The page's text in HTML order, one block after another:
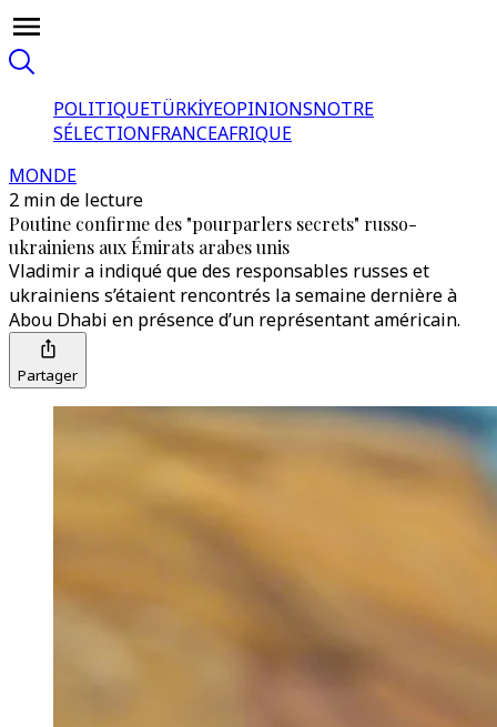
POLITIQUETÜRKİYEOPINIONSNOTRE
SÉLECTIONFRANCEAFRIQUE
MONDE
2 min de lecture
Poutine confirme des "pourparlers secrets" russo-
ukrainiens aux Émirats arabes unis
Vladimir a indiqué que des responsables russes et
ukrainiens s’étaient rencontrés la semaine dernière à
Abou Dhabi en présence d’un représentant américain.
Partager